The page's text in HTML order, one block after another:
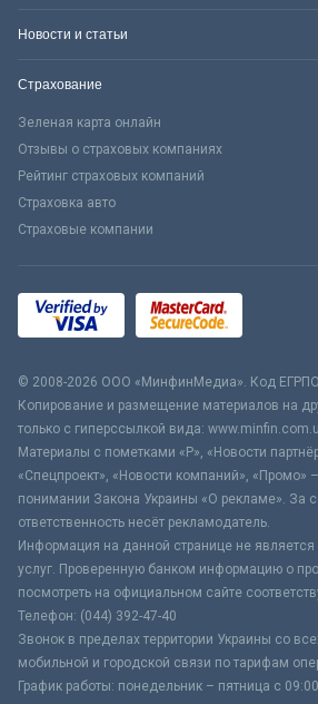
Новости и статьи
Страхование
Зеленая карта онлайн
Отзывы о страховых компаниях
Рейтинг страховых компаний
Страховка авто
Страховые компании
© 2008-2026 ООО «МинфинМедиа». Код
Копирование и размещение материалов на
только с гиперссылкой вида:
Материалы с пометками «Р», «Новости
«Спецпроект», «Новости компаний», «Промо»
понимании Закона Украины «О рекламе». За
ответственность несёт рекламодатель.
Информация на данной странице не
услуг. Проверенную банком информацию о
посмотреть на официальном сайте
Телефон: (044) 392-47-40
Звонок в пределах территории Украины со
мобильной и городской связи по тарифам
График работы: понедельник – пятница с